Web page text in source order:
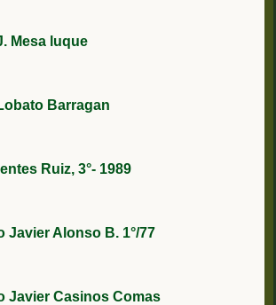
Mesa luque
Barragan
Ruiz, 3°- 1989
Javier Alonso B. 1°/77
Javier Casinos Comas